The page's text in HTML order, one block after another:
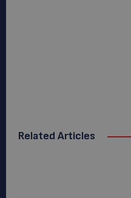
Related Articles